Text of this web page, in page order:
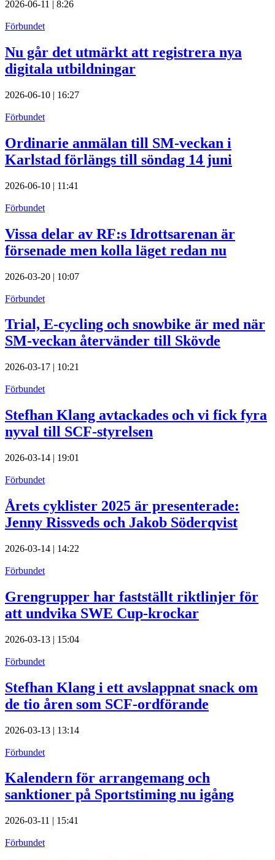
2026-06-11 | 8:26
Förbundet
Nu går det utmärkt att registrera nya
digitala utbildningar
2026-06-10 | 16:27
Förbundet
Ordinarie anmälan till SM-veckan i
Karlstad förlängs till söndag 14 juni
2026-06-10 | 11:41
Förbundet
Vissa delar av RF:s Idrottsarenan är
försenade men kolla läget redan nu
2026-03-20 | 10:07
Förbundet
Trial, E-cycling och snowbike är med när
SM-veckan återvänder till Skövde
2026-03-17 | 10:21
Förbundet
Stefhan Klang avtackades och vi fick fyra
nyval till SCF-styrelsen
2026-03-14 | 19:01
Förbundet
Årets cyklister 2025 är presenterade:
Jenny Rissveds och Jakob Söderqvist
2026-03-14 | 14:22
Förbundet
Grengrupper har fastställt riktlinjer för
att undvika SWE Cup-krockar
2026-03-13 | 15:04
Förbundet
Stefhan Klang i ett avslappnat snack om
de tio åren som SCF-ordförande
2026-03-13 | 13:14
Förbundet
Kalendern för arrangemang och
sanktioner på Sportstiming nu igång
2026-03-11 | 15:41
Förbundet